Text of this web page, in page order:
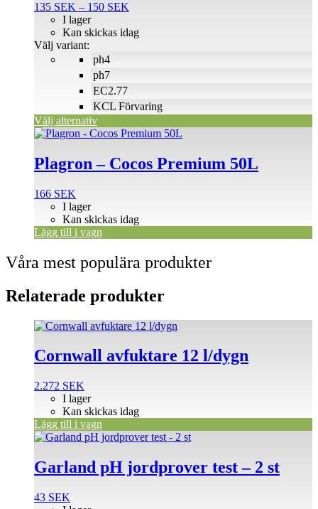
135 SEK – 150 SEK
till
ph4
ph7
EC2.77
KCL Förvaring
I lager
Kan skickas idag
Välj variant:
Välj alternativ
varianter.
olika
alternativen
Plagron – Cocos Premium 50L
166 SEK
I lager
Kan skickas idag
Lägg till i vagn
Våra mest populära produkter
Relaterade produkter
Cornwall avfuktare 12 l/dygn
2.272 SEK
I lager
Kan skickas idag
Lägg till i vagn
Garland pH jordprover test – 2 st
43 SEK